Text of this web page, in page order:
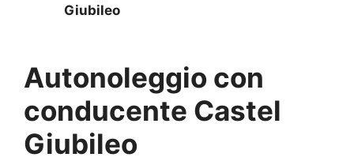
Giubileo
Autonoleggio con
conducente Castel
Giubileo